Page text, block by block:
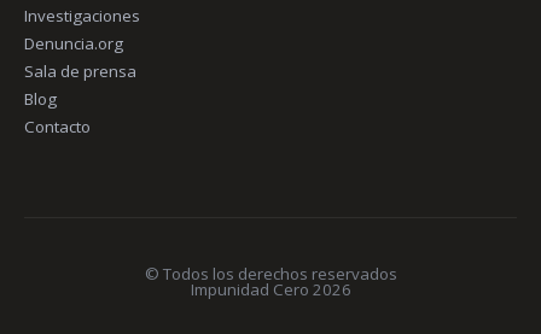
Investigaciones
Denuncia.org
Sala de prensa
Blog
Contacto
© Todos los derechos reservados
Impunidad Cero 2026